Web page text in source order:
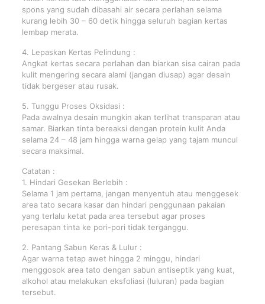
spons yang sudah dibasahi air secara perlahan selama
kurang lebih 30 – 60 detik hingga seluruh bagian kertas
lembap merata.
4. Lepaskan Kertas Pelindung :
Angkat kertas secara perlahan dan biarkan sisa cairan pada
kulit mengering secara alami (jangan diusap) agar desain
tidak bergeser atau rusak.
5. Tunggu Proses Oksidasi :
Pada awalnya desain mungkin akan terlihat transparan atau
samar. Biarkan tinta bereaksi dengan protein kulit Anda
selama 24 – 48 jam hingga warna gelap yang tajam muncul
secara maksimal.
Catatan :
1. Hindari Gesekan Berlebih :
Selama 1 jam pertama, jangan menyentuh atau menggesek
area tato secara kasar dan hindari penggunaan pakaian
yang terlalu ketat pada area tersebut agar proses
peresapan tinta ke pori-pori tidak terganggu.
2. Pantang Sabun Keras & Lulur :
Agar warna tetap awet hingga 2 minggu, hindari
menggosok area tato dengan sabun antiseptik yang kuat,
alkohol atau melakukan eksfoliasi (luluran) pada bagian
tersebut.